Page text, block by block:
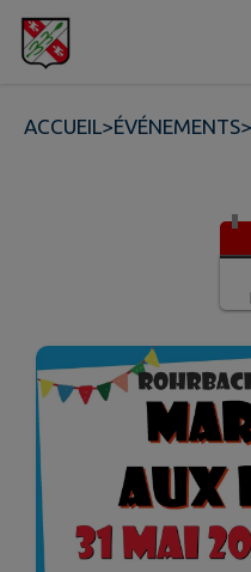
Contenu
ACCUEIL>ÉVÉNEMENTS>